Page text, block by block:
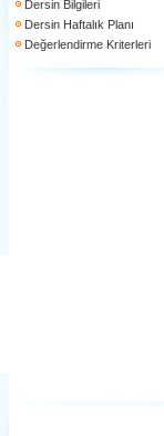
Dersin Bilgileri
Dersin Haftalık Planı
Değerlendirme Kriterleri